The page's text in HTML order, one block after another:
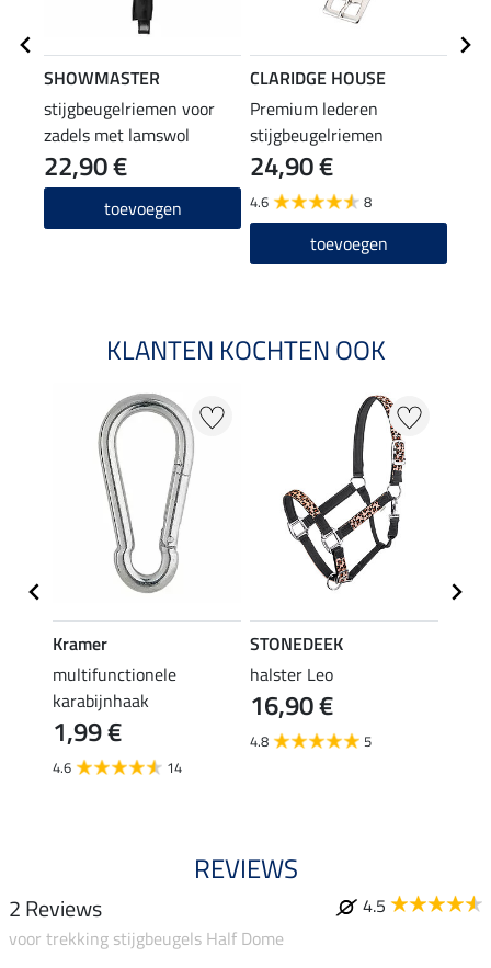
SHOWMASTER
stijgbeugelriemen voor
zadels met lamswol
22,90 €
toevoegen
CLARIDGE HOUSE
Premium lederen
stijgbeugelriemen
24,90 €
4.6 8
toevoegen
KLANTEN KOCHTEN OOK
Kramer
multifunctionele
karabijnhaak
1,99 €
4.6 14
STONEDEEK
halster Leo
16,90 €
4.8 5
REVIEWS
2 Reviews
4.5
voor trekking stijgbeugels Half Dome